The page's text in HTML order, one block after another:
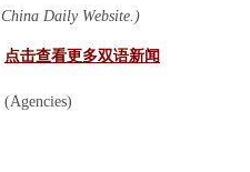
China Daily Website.)
点击查看更多双语新闻
(Agencies)